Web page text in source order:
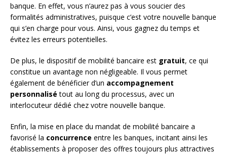
banque. En effet, vous n’aurez pas à vous soucier des
formalités administratives, puisque c’est votre nouvelle banque
qui s’en charge pour vous. Ainsi, vous gagnez du temps et
évitez les erreurs potentielles.
De plus, le dispositif de mobilité bancaire est gratuit, ce qui
constitue un avantage non négligeable. Il vous permet
également de bénéficier d’un accompagnement
personnalisé tout au long du processus, avec un
interlocuteur dédié chez votre nouvelle banque.
Enfin, la mise en place du mandat de mobilité bancaire a
favorisé la concurrence entre les banques, incitant ainsi les
établissements à proposer des offres toujours plus attractives